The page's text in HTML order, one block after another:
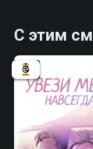
забирает у своих
добавляется к
созданному из
надежда
Бекки, чуткая
либо проявлял к
С этим